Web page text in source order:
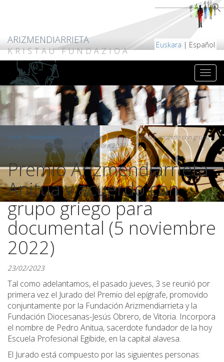
ARIZMENDIARRIETA
KRISTAU FUNDAZIOA
Euskara | Español
Inicio/ Newsletters/
Premio Arizmendiarrieta Anitua y acuerdo con grupo
griego para documental (5 noviembre 2022)
Premio Arizmendiarrieta
Anitua y acuerdo con
grupo griego para
documental (5 noviembre
2022)
23/02/2023
Tal como adelantamos, el pasado jueves, 3 se reunió por
primera vez el Jurado del Premio del epígrafe, promovido
conjuntamente por la Fundación Arizmendiarrieta y la
Fundación Diocesanas-Jesús Obrero, de Vitoria. Incorpora
el nombre de Pedro Anitua, sacerdote fundador de la hoy
Escuela Profesional Egibide, en la capital alavesa.
El Jurado está compuesto por las siguientes personas: